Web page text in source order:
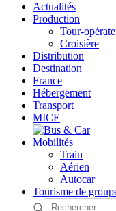
Actualités
Production
Tour-
Croisière
Distribution
Destination
France
Hébergement
Transport
MICE
Mobilités
Train
Aérien
Autocar
Tourisme de